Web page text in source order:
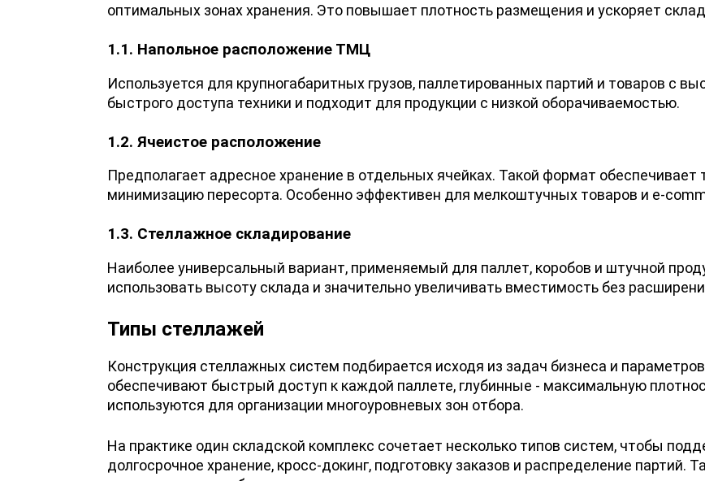
оптимальных зонах хранения. Это повышает плотность размещения и ускоряет
1.1. Напольное расположение ТМЦ
Используется для крупногабаритных грузов, паллетированных партий и товаров с
быстрого доступа техники и подходит для продукции с низкой оборачиваемостью.
1.2. Ячеистое расположение
Предполагает адресное хранение в отдельных ячейках. Такой формат
минимизацию пересорта. Особенно эффективен для мелкоштучных товаров и e-
1.3. Стеллажное складирование
Наиболее универсальный вариант, применяемый для паллет, коробов и штучной
использовать высоту склада и значительно увеличивать вместимость без
Типы стеллажей
Конструкция стеллажных систем подбирается исходя из задач бизнеса и
обеспечивают быстрый доступ к каждой паллете, глубинные - максимальную
используются для организации многоуровневых зон отбора.
На практике один складской комплекс сочетает несколько типов систем, чтобы
долгосрочное хранение, кросс-докинг, подготовку заказов и распределение партий.